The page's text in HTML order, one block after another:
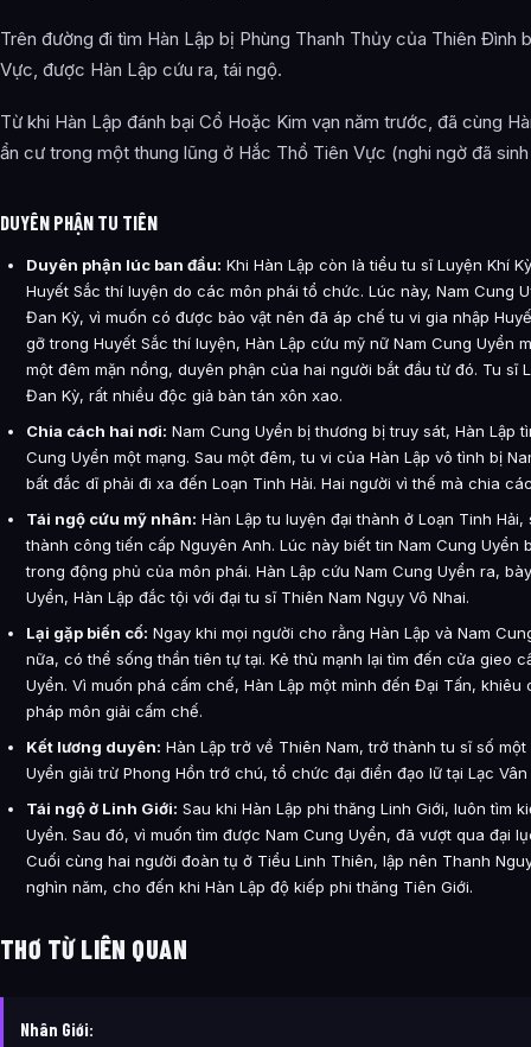
Trên đường đi tìm Hàn Lập bị Phùng Thanh Thủy của Thiên Đình
Vực, được Hàn Lập cứu ra, tái ngộ.
Từ khi Hàn Lập đánh bại Cổ Hoặc Kim vạn năm trước, đã cùng
ẩn cư trong một thung lũng ở Hắc Thổ Tiên Vực (nghi ngờ đã
DUYÊN PHẬN TU TIÊN
Duyên phận lúc ban đầu: Khi Hàn Lập còn là tiểu tu sĩ Luyện Khí
Huyết Sắc thí luyện do các môn phái tổ chức. Lúc này, Nam Cung
Đan Kỳ, vì muốn có được bảo vật nên đã áp chế tu vi gia nhập
gỡ trong Huyết Sắc thí luyện, Hàn Lập cứu mỹ nữ Nam Cung Uyển
một đêm mặn nồng, duyên phận của hai người bắt đầu từ đó. Tu sĩ
Đan Kỳ, rất nhiều độc giả bàn tán xôn xao.
Chia cách hai nơi: Nam Cung Uyển bị thương bị truy sát, Hàn Lập
Cung Uyển một mạng. Sau một đêm, tu vi của Hàn Lập vô tình bị
bất đắc dĩ phải đi xa đến Loạn Tinh Hải. Hai người vì thế mà chia
Tái ngộ cứu mỹ nhân: Hàn Lập tu luyện đại thành ở Loạn Tinh
thành công tiến cấp Nguyên Anh. Lúc này biết tin Nam Cung Uyển
trong động phủ của môn phái. Hàn Lập cứu Nam Cung Uyển ra,
Uyển, Hàn Lập đắc tội với đại tu sĩ Thiên Nam Ngụy Vô Nhai.
Lại gặp biến cố: Ngay khi mọi người cho rằng Hàn Lập và Nam
nữa, có thể sống thần tiên tự tại. Kẻ thù mạnh lại tìm đến cửa gieo
Uyển. Vì muốn phá cấm chế, Hàn Lập một mình đến Đại Tấn, khiêu
pháp môn giải cấm chế.
Kết lương duyên: Hàn Lập trở về Thiên Nam, trở thành tu sĩ số
Uyển giải trừ Phong Hồn trớ chú, tổ chức đại điển đạo lữ tại Lạc Vân
Tái ngộ ở Linh Giới: Sau khi Hàn Lập phi thăng Linh Giới, luôn tìm
Uyển. Sau đó, vì muốn tìm được Nam Cung Uyển, đã vượt qua đại
Cuối cùng hai người đoàn tụ ở Tiểu Linh Thiên, lập nên Thanh
nghìn năm, cho đến khi Hàn Lập độ kiếp phi thăng Tiên Giới.
THƠ TỪ LIÊN QUAN
Nhân Giới: